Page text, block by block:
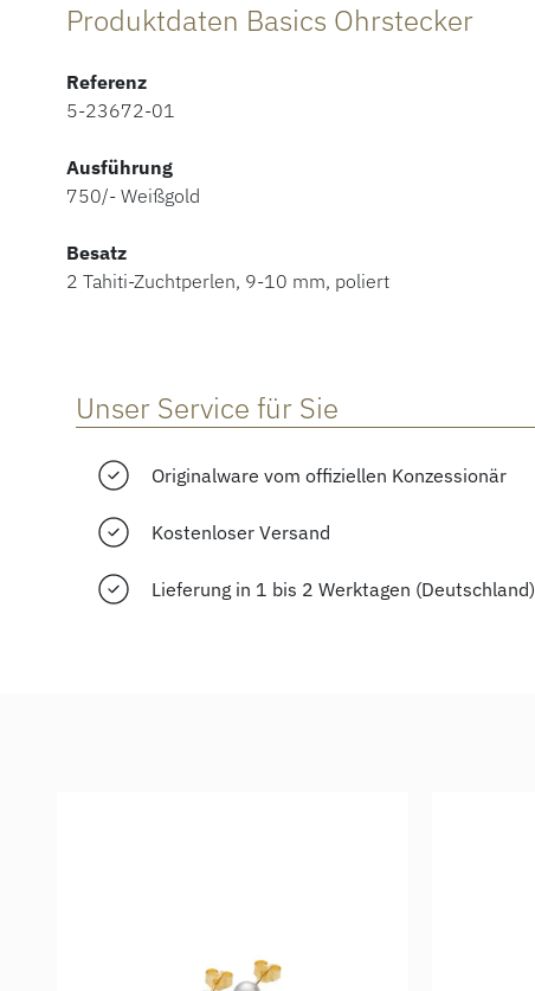
Produktdaten Basics Ohrstecker
Referenz
5-23672-01
Ausführung
750/- Weißgold
Besatz
2 Tahiti-Zuchtperlen, 9-10 mm, poliert
Unser Service für Sie
Originalware vom offiziellen Konzessionär
Kostenloser Versand
Lieferung in 1 bis 2 Werktagen (Deutschland)